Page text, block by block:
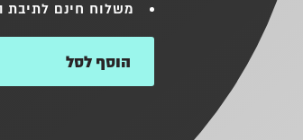
משלוח חינם לתיבת
הוסף לסל